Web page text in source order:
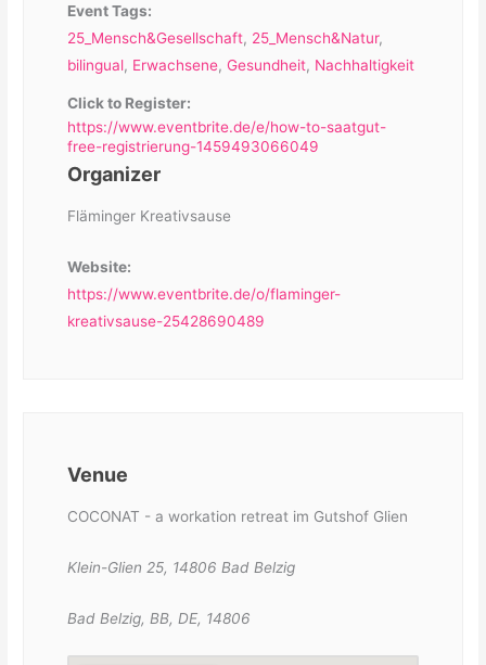
Event Tags:
25_Mensch&Gesellschaft, 25_Mensch&Natur,
bilingual, Erwachsene,Gesundheit, Nachhaltigkeit
Click to Register:
https://www.eventbrite.de/e/how-to-saatgut-
free-registrierung-1459493066049
Organizer
Fläminger Kreativsause
Website:
https://www.eventbrite.de/o/flaminger-
kreativsause-25428690489
Venue
COCONAT - a workation retreat im Gutshof Glien
Klein-Glien 25, 14806 Bad Belzig
Bad Belzig, BB, DE, 14806